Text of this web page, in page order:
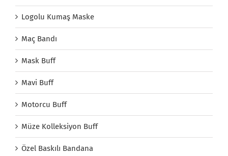
Logolu Kumaş Maske
Maç Bandı
Mask Buff
Mavi Buff
Motorcu Buff
Müze Kolleksiyon Buff
Özel Baskılı Bandana